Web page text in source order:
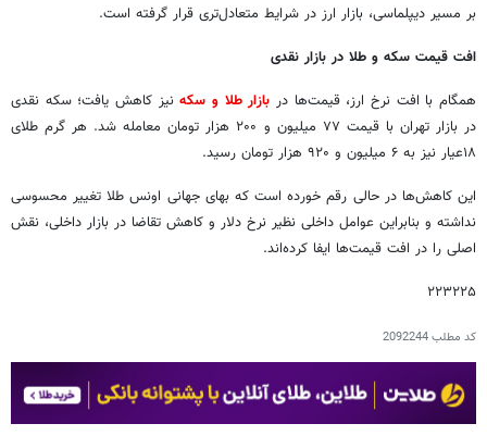
بر مسیر دیپلماسی، بازار ارز در شرایط متعادل‌تری قرار گرفته است.
افت قیمت سکه و طلا در بازار نقدی
همگام با افت نرخ ارز، قیمت‌ها در بازار طلا و سکه نیز کاهش یافت؛ سکه نقدی
در بازار تهران با قیمت ۷۷ میلیون و ۲۰۰ هزار تومان معامله شد. هر گرم طلای
۱۸عیار نیز به ۶ میلیون و ۹۲۰ هزار تومان رسید.
این کاهش‌ها در حالی رقم خورده است که بهای جهانی اونس طلا تغییر محسوسی
نداشته و بنابراین عوامل داخلی نظیر نرخ دلار و کاهش تقاضا در بازار داخلی، نقش
اصلی را در افت قیمت‌ها ایفا کرده‌اند.
۲۲۳۲۲۵
کد مطلب2092244